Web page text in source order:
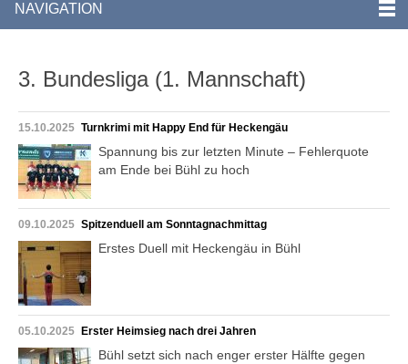
NAVIGATION
3. Bundesliga (1. Mannschaft)
15.10.2025 Turnkrimi mit Happy End für Heckengäu
Spannung bis zur letzten Minute – Fehlerquote
am Ende bei Bühl zu hoch
09.10.2025 Spitzenduell am Sonntagnachmittag
Erstes Duell mit Heckengäu in Bühl
05.10.2025 Erster Heimsieg nach drei Jahren
Bühl setzt sich nach enger erster Hälfte gegen